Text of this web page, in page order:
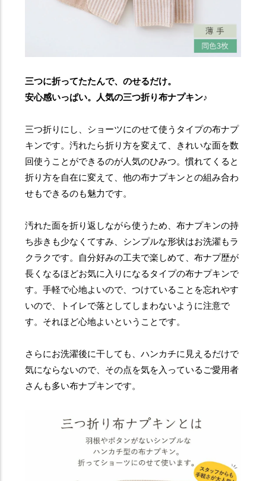
三つに折ってたたんで、のせるだけ。
安心感いっぱい。人気の三つ折り布ナプキン♪
三つ折りにし、ショーツにのせて使うタイプの布ナプ
キンです。汚れたら折り方を変えて、きれいな面を数
回使うことができるのが人気のひみつ。慣れてくると
折り方を自在に変えて、他の布ナプキンとの組み合わ
せもできるのも魅力です。
汚れた面を折り返しながら使うため、布ナプキンの持
ち歩きも少なくてすみ、シンプルな形状はお洗濯もラ
クラクです。自分好みの工夫で楽しめて、布ナプ歴が
長くなるほどお気に入りになるタイプの布ナプキンで
す。手軽で心地よいので、つけていることを忘れやす
いので、トイレで落としてしまわないように注意で
す。それほど心地よいということです。
さらにお洗濯後に干しても、ハンカチに見えるだけで
気にならないので、その点を気を入っているご愛用者
さんも多い布ナプキンです。